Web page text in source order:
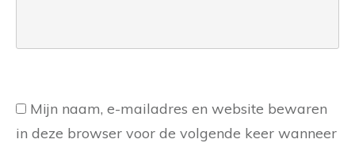
Mijn naam, e-mailadres en website bewaren
in deze browser voor de volgende keer wanneer